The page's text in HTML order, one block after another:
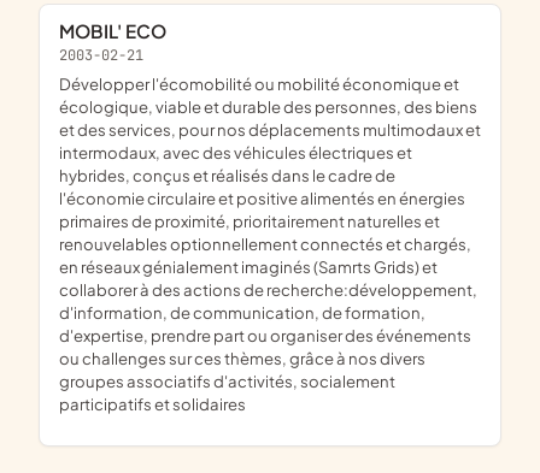
MOBIL' ECO
2003-02-21
développer l'écomobilité ou mobilité économique et
écologique, viable et durable des personnes, des biens
et des services, pour nos déplacements multimodaux et
intermodaux, avec des véhicules électriques et
hybrides, conçus et réalisés dans le cadre de
l'économie circulaire et positive alimentés en énergies
primaires de proximité, prioritairement naturelles et
renouvelables optionnellement connectés et chargés,
en réseaux génialement imaginés (Samrts Grids) et
collaborer à des actions de recherche:développement,
d'information, de communication, de formation,
d'expertise, prendre part ou organiser des événements
ou challenges sur ces thèmes, grâce à nos divers
groupes associatifs d'activités, socialement
participatifs et solidaires